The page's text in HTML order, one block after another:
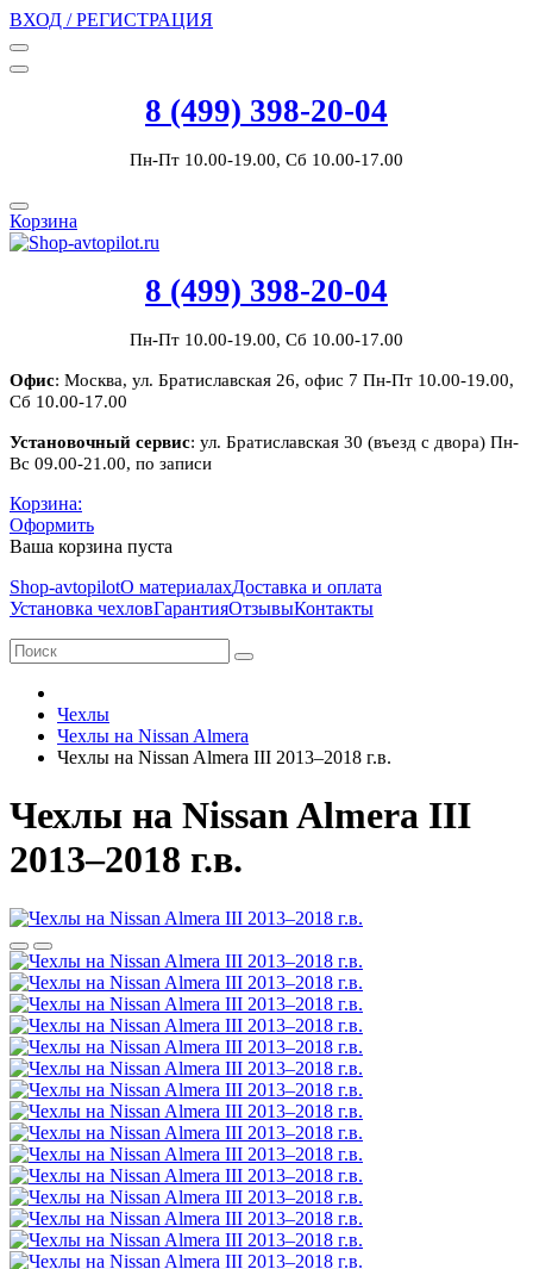
ВХОД / РЕГИСТРАЦИЯ
8 (499) 398-20-04
Пн-Пт 10.00-19.00, Сб 10.00-17.00
Корзина
8 (499) 398-20-04
Пн-Пт 10.00-19.00, Сб 10.00-17.00
Офис: Москва, ул. Братиславская 26, офис 7 Пн-Пт 10.00-19.00,
Сб 10.00-17.00
Установочный сервис: ул. Братиславская 30 (въезд с двора) Пн-
Вс 09.00-21.00, по записи
Корзина:
Оформить
Ваша корзина пуста
Shop-avtopilotО материалахДоставка и оплата
Установка чехловГарантияОтзывыКонтакты
Чехлы
Чехлы на Nissan Almera
Чехлы на Nissan Almera III 2013–2018 г.в.
Чехлы на Nissan Almera III
2013–2018 г.в.